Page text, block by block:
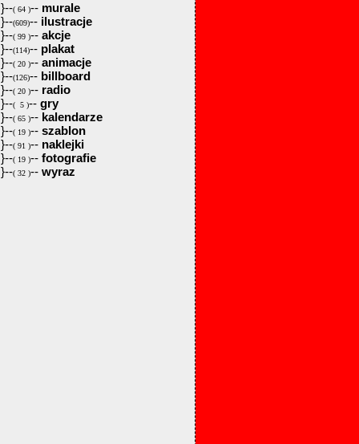
}--( 64 )-- murale
}--(609)-- ilustracje
}--( 99 )-- akcje
}--(114)-- plakat
}--( 20 )-- animacje
}--(126)-- billboard
}--( 20 )-- radio
}--( 5 )-- gry
}--( 65 )-- kalendarze
}--( 19 )-- szablon
}--( 91 )-- naklejki
}--( 19 )-- fotografie
}--( 32 )-- wyraz